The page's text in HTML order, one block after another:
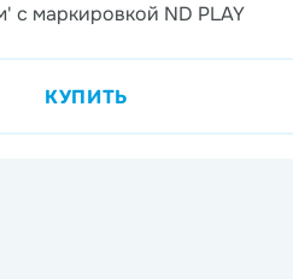
с маркировкой ND PLAY
КУПИТЬ